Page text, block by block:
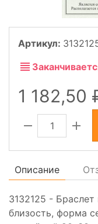
Артикул:
1 182,50
Описание
3132125 -
близость, форма